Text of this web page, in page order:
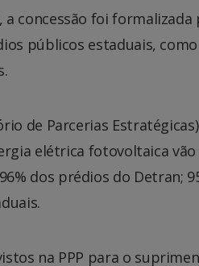
a concessão foi
públicos estaduais,
de Parcerias
elétrica fotovoltaica
dos prédios do Detran;
na PPP para o